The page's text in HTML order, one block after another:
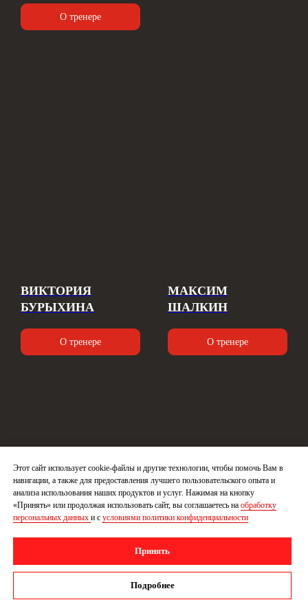
О тренере
ВИКТОРИЯ
БУРЫХИНА
О тренере
МАКСИМ
ШАЛКИН
О тренере
Этот сайт использует cookie-файлы и другие технологии, чтобы помочь Вам в
навигации, а также для предоставления лучшего пользовательского опыта и
анализа использования наших продуктов и услуг. Нажимая на кнопку
«Принять» или продолжая использовать сайт, вы соглашаетесь на обработку
персональных данных и с условиями политики конфиденциальности
Принять
Подробнее